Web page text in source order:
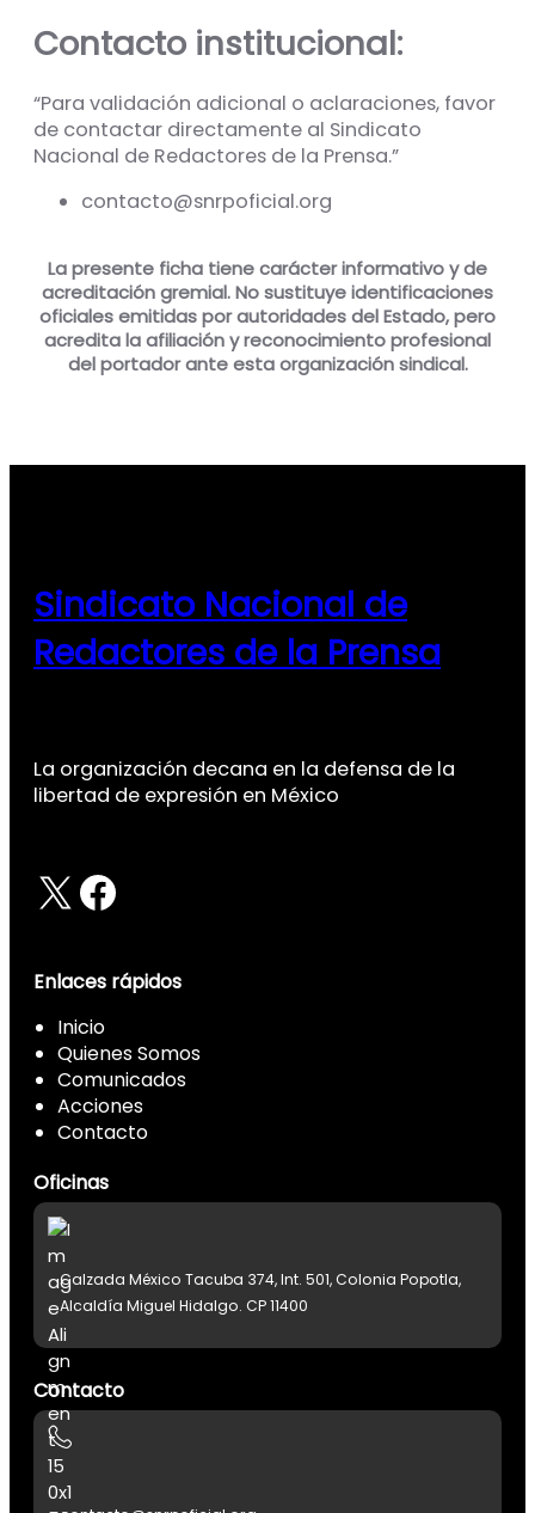
Contacto institucional:
“Para validación adicional o aclaraciones, favor
de contactar directamente al Sindicato
Nacional de Redactores de la Prensa.”
contacto@snrpoficial.org
La presente ficha tiene carácter informativo y de
acreditación gremial. No sustituye identificaciones
oficiales emitidas por autoridades del Estado, pero
acredita la afiliación y reconocimiento profesional
del portador ante esta organización sindical.
Sindicato Nacional de
Redactores de la Prensa
La organización decana en la defensa de la
libertad de expresión en México
X Facebook
Enlaces rápidos
Inicio
Quienes Somos
Comunicados
Acciones
Contacto
Oficinas
Calzada México Tacuba 374, Int. 501, Colonia Popotla,
Alcaldía Miguel Hidalgo. CP 11400
Contacto